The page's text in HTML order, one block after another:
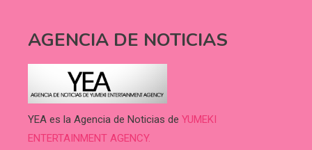
AGENCIA DE NOTICIAS
YEA es la Agencia de Noticias de YUMEKI
ENTERTAINMENT AGENCY.